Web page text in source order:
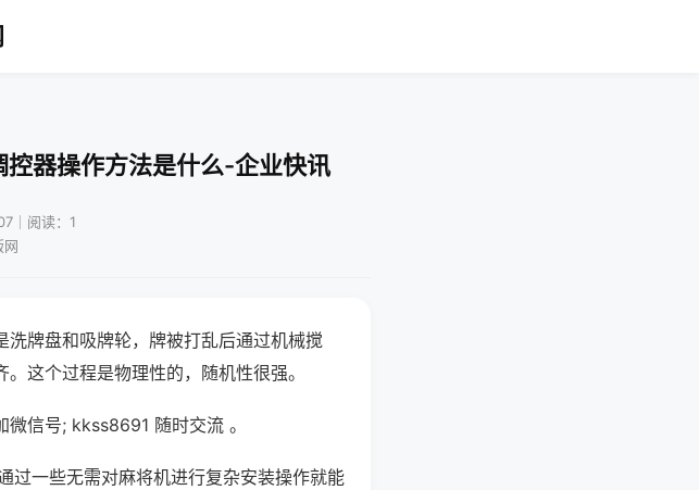
器操作方法是什么-企业快讯
｜阅读：1
网
牌盘和吸牌轮，牌被打乱后通过机械搅
这个过程是物理性的，随机性很强。
信号; kkss8691 随时交流 。
过一些无需对麻将机进行复杂安装操作就能